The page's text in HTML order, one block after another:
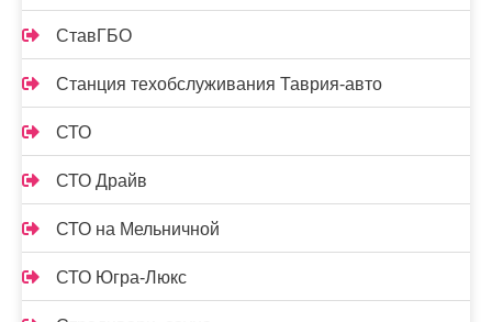
СтавГБО
Станция техобслуживания Таврия-авто
СТО
СТО Драйв
СТО на Мельничной
СТО Югра-Люкс